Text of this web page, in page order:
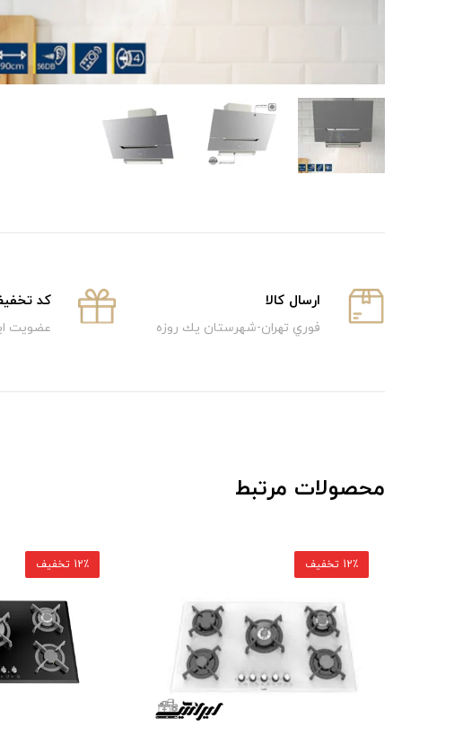
ارسال كالا
فوري تهران-شهرستان يك روزه
كد
عضویت
محصولات مرتبط
12٪ تخفیف 12٪ تخفیف